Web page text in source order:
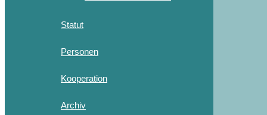
Statut
Personen
Kooperation
Archiv